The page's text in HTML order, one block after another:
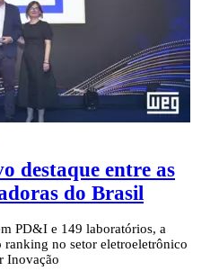
destaque entre as
do Brasil
PD&I e 149 laboratórios, a
ranking no setor eletroeletrônico
Inovação